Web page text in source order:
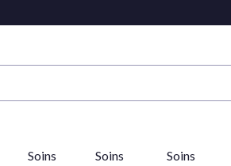
Soins
Soins
Soins